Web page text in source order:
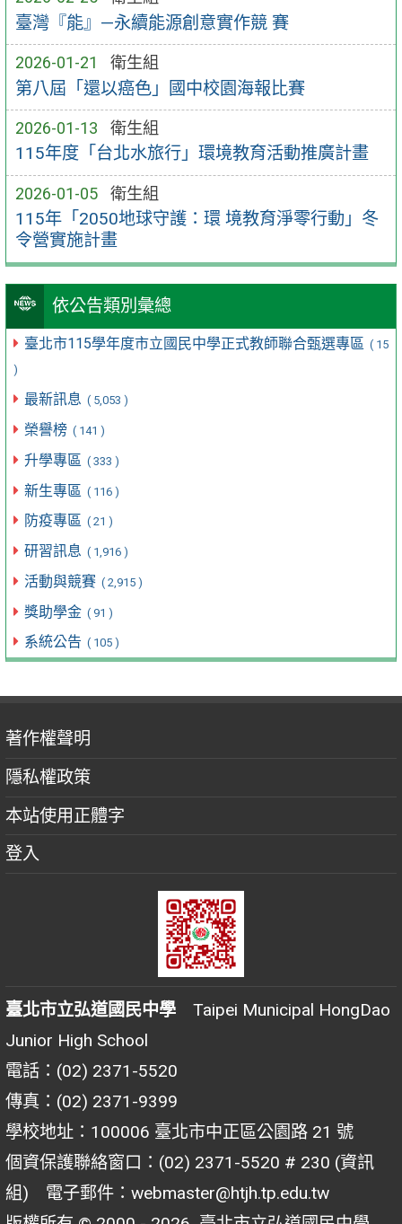
臺灣『能』—永續能源創意實作競 賽
2026-01-21 衛生組
第八屆「還以癌色」國中校園海報比賽
2026-01-13 衛生組
115年度「台北水旅行」環境教育活動推廣計畫
2026-01-05 衛生組
115年「2050地球守護：環 境教育淨零行動」冬
令營實施計畫
依公告類別彙總
臺北市115學年度市立國民中學正式教師聯合甄選專區 ( 15
)
最新訊息 ( 5,053 )
榮譽榜 ( 141 )
升學專區 ( 333 )
新生專區 ( 116 )
防疫專區 ( 21 )
研習訊息 ( 1,916 )
活動與競賽 ( 2,915 )
獎助學金 ( 91 )
系統公告 ( 105 )
著作權聲明
隱私權政策
本站使用正體字
登入
臺北市立弘道國民中學 Taipei Municipal HongDao
Junior High School
電話：(02) 2371-5520
傳真：(02) 2371-9399
學校地址：100006 臺北市中正區公園路 21 號
個資保護聯絡窗口：(02) 2371-5520 # 230 (資訊
組) 電子郵件：webmaster@htjh.tp.edu.tw